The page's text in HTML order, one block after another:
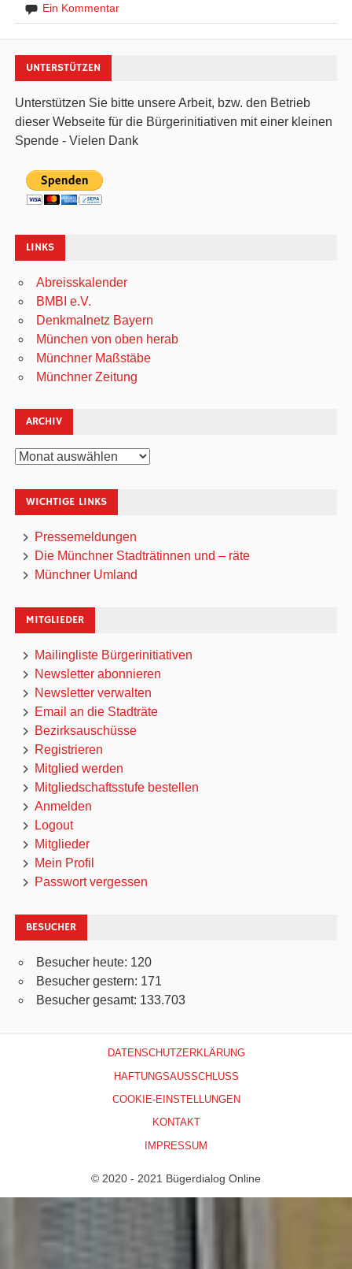
Ein Kommentar
UNTERSTÜTZEN
Unterstützen Sie bitte unsere Arbeit, bzw. den Betrieb
dieser Webseite für die Bürgerinitiativen mit einer kleinen
Spende - Vielen Dank
LINKS
Abreisskalender
BMBI e.V.
Denkmalnetz Bayern
München von oben herab
Münchner Maßstäbe
Münchner Zeitung
ARCHIV
Archiv
WICHTIGE LINKS
Pressemeldungen
Die Münchner Stadträtinnen und – räte
Münchner Umland
MITGLIEDER
Mailingliste Bürgerinitiativen
Newsletter abonnieren
Newsletter verwalten
Email an die Stadträte
Bezirksauschüsse
Registrieren
Mitglied werden
Mitgliedschaftsstufe bestellen
Anmelden
Logout
Mitglieder
Mein Profil
Passwort vergessen
BESUCHER
Besucher heute: 120
Besucher gestern: 171
Besucher gesamt: 133.703
DATENSCHUTZERKLÄRUNG
HAFTUNGSAUSSCHLUSS
COOKIE-EINSTELLUNGEN
KONTAKT
IMPRESSUM
© 2020 - 2021 Bügerdialog Online